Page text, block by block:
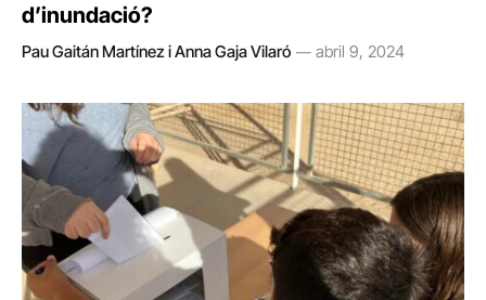
d’inundació?
Pau Gaitán Martínez i Anna Gaja Vilaró abril 9, 2024